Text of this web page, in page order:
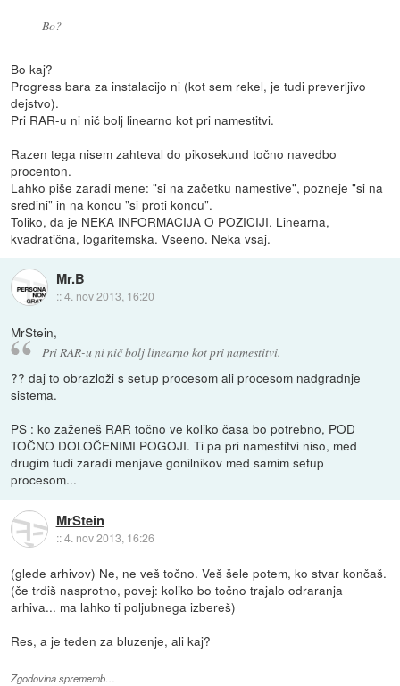
Bo?
Bo kaj?
Progress bara za instalacijo ni (kot sem rekel, je tudi preverljivo
dejstvo).
Pri RAR-u ni nič bolj linearno kot pri namestitvi.
Razen tega nisem zahteval do pikosekund točno navedbo
procenton.
Lahko piše zaradi mene: "si na začetku namestive", pozneje "si na
sredini" in na koncu "si proti koncu".
Toliko, da je NEKA INFORMACIJA O POZICIJI. Linearna,
kvadratična, logaritemska. Vseeno. Neka vsaj.
Mr.B
::4. nov 2013, 16:20
MrStein,
Pri RAR-u ni nič bolj linearno kot pri namestitvi.
?? daj to obrazloži s setup procesom ali procesom nadgradnje
sistema.
PS : ko zaženeš RAR točno ve koliko časa bo potrebno, POD
TOČNO DOLOČENIMI POGOJI. Ti pa pri namestitvi niso, med
drugim tudi zaradi menjave gonilnikov med samim setup
procesom...
MrStein
::4. nov 2013, 16:26
(glede arhivov) Ne, ne veš točno. Veš šele potem, ko stvar končaš.
(če trdiš nasprotno, povej: koliko bo točno trajalo odraranja
arhiva... ma lahko ti poljubnega izbereš)
Res, a je teden za bluzenje, ali kaj?
Zgodovina sprememb…